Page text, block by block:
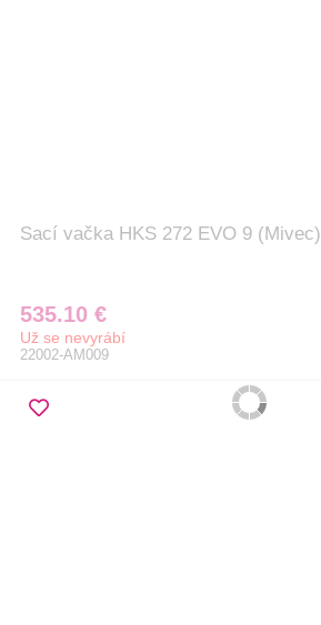
Sací vačka HKS 272 EVO 9 (Mivec)
535.10 €
Už se nevyrábí
22002-AM009